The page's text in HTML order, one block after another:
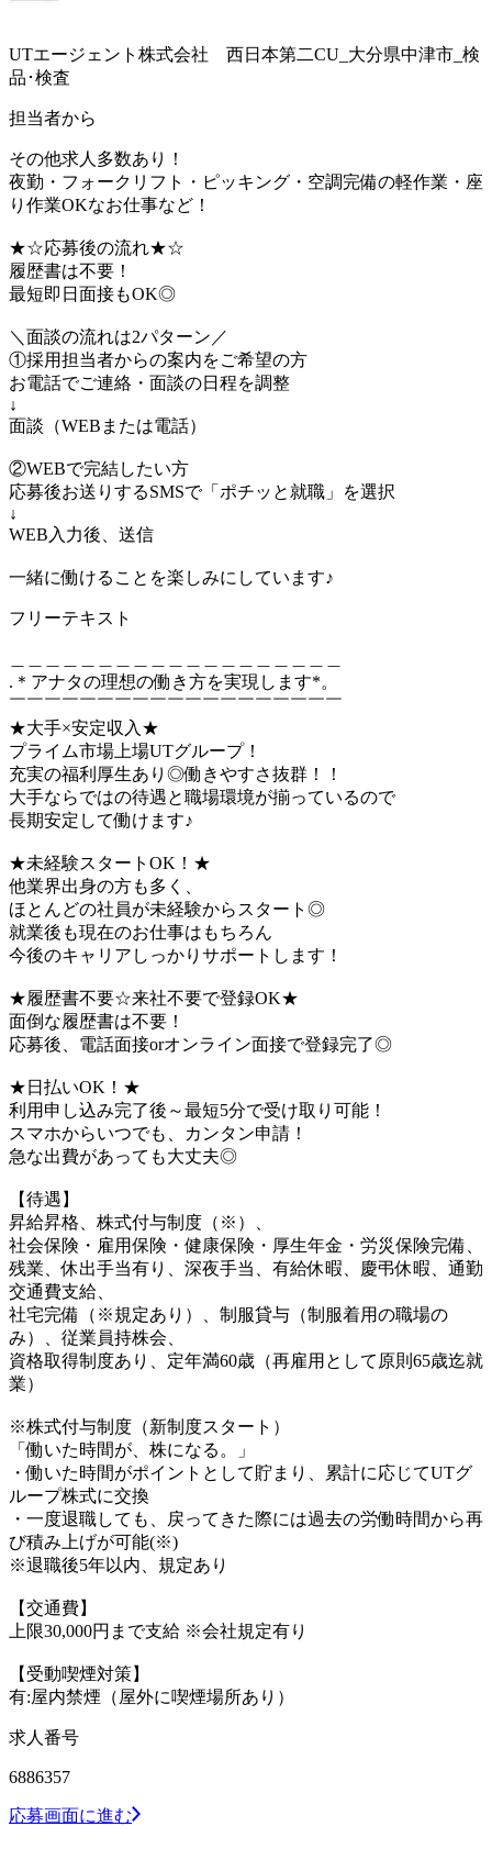
UTエージェント株式会社 西日本第二CU_大分県中津市_検
品･検査
担当者から
その他求人多数あり！
夜勤・フォークリフト・ピッキング・空調完備の軽作業・座
り作業OKなお仕事など！
★☆応募後の流れ★☆
履歴書は不要！
最短即日面接もOK◎
＼面談の流れは2パターン／
①採用担当者からの案内をご希望の方
お電話でご連絡・面談の日程を調整
↓
面談（WEBまたは電話）
②WEBで完結したい方
応募後お送りするSMSで「ポチッと就職」を選択
↓
WEB入力後、送信
一緒に働けることを楽しみにしています♪
フリーテキスト
.＊アナタの理想の働き方を実現します*。
￣￣￣￣￣￣￣￣￣￣￣￣￣￣￣￣￣￣￣
★大手×安定収入★
プライム市場上場UTグループ！
充実の福利厚生あり◎働きやすさ抜群！！
大手ならではの待遇と職場環境が揃っているので
長期安定して働けます♪
★未経験スタートOK！★
他業界出身の方も多く、
ほとんどの社員が未経験からスタート◎
就業後も現在のお仕事はもちろん
今後のキャリアしっかりサポートします！
★履歴書不要☆来社不要で登録OK★
面倒な履歴書は不要！
応募後、電話面接orオンライン面接で登録完了◎
★日払いOK！★
利用申し込み完了後～最短5分で受け取り可能！
スマホからいつでも、カンタン申請！
急な出費があっても大丈夫◎
【待遇】
昇給昇格、株式付与制度（※）、
社会保険・雇用保険・健康保険・厚生年金・労災保険完備、
残業、休出手当有り、深夜手当、有給休暇、慶弔休暇、通勤
交通費支給、
社宅完備（※規定あり）、制服貸与（制服着用の職場の
み）、従業員持株会、
資格取得制度あり、定年満60歳（再雇用として原則65歳迄就
業）
※株式付与制度（新制度スタート）
「働いた時間が、株になる。」
・働いた時間がポイントとして貯まり、累計に応じてUTグ
ループ株式に交換
・一度退職しても、戻ってきた際には過去の労働時間から再
び積み上げが可能(※)
※退職後5年以内、規定あり
【交通費】
上限30,000円まで支給 ※会社規定有り
【受動喫煙対策】
有:屋内禁煙（屋外に喫煙場所あり）
求人番号
6886357
応募画面に進む